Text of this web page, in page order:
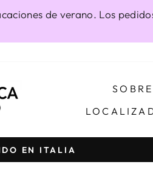
de verano. Los
EN ITALIA